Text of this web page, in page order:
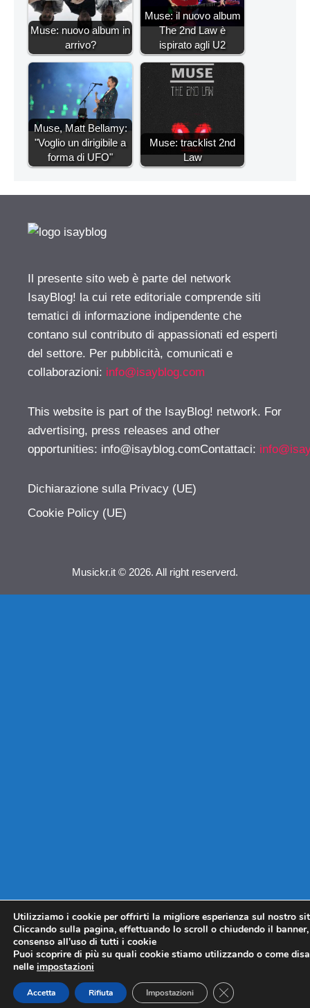
Muse: nuovo album in
arrivo?
Muse: il nuovo album
The 2nd Law è
ispirato agli U2
Muse, Matt Bellamy:
"Voglio un dirigibile a
forma di UFO"
Muse: tracklist 2nd
Law
Il presente sito web è parte del network
IsayBlog! la cui rete editoriale comprende siti
tematici di informazione indipendente che
contano sul contributo di appassionati ed esperti
del settore. Per pubblicità, comunicati e
collaborazioni: info@isayblog.com
This website is part of the IsayBlog! network. For
advertising, press releases and other
opportunities: info@isayblog.comContattaci:
Dichiarazione sulla Privacy (UE)
Cookie Policy (UE)
Musickr.it © 2026. All right reserverd.
Utilizziamo i cookie per offrirti la migliore esperienza sul nostro
Cliccando sulla pagina, effettuando lo scroll o chiudendo il
consenso all’uso di tutti i cookie
Puoi scoprire di più su quali cookie stiamo utilizzando o come
nelle impostazioni
Accetta Rifiuta Impostazioni CLOSE GDPR